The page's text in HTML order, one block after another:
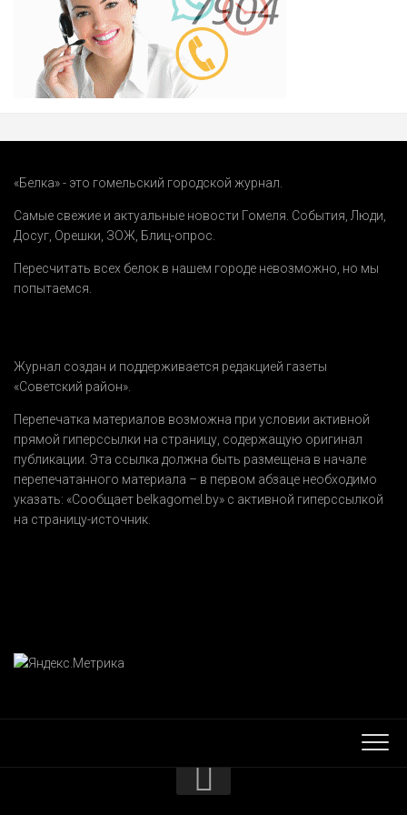
«Белка» - это гомельский городской журнал.
Самые свежие и актуальные новости Гомеля. События Люди
Досуг Орешки ЗОЖ Блиц-опрос
Пересчитать всех белок в нашем городе невозможно, но мы
попытаемся.
Журнал создан и поддерживается редакцией газеты
«Советский район».
Перепечатка материалов возможна при условии активной
прямой гиперссылки на страницу, содержащую оригинал
публикации. Эта ссылка должна быть размещена в начале
перепечатанного материала – в первом абзаце необходимо
указать: «Сообщает belkagomel.by» с активной гиперссылкой
на страницу-источник.